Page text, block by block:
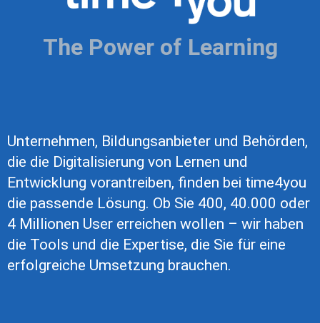
The Power of Learning
Unternehmen, Bildungsanbieter und Behörden,
die die Digitalisierung von Lernen und
Entwicklung vorantreiben, finden bei time4you
die passende Lösung. Ob Sie 400, 40.000 oder
4 Millionen User erreichen wollen – wir haben
die Tools und die Expertise, die Sie für eine
erfolgreiche Umsetzung brauchen.